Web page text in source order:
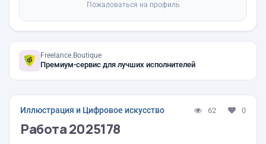
Пожаловаться на профиль
Freelance.Boutique
Премиум-сервис для лучших исполнителей
Иллюстрация и Цифровое искусство 62 0
Работа 2025178